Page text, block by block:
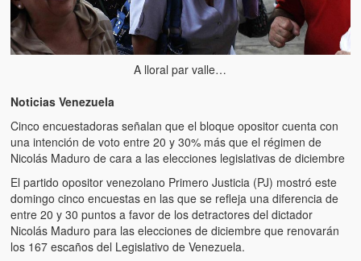
A lloral par valle…
Noticias Venezuela
Cinco encuestadoras señalan que el bloque opositor cuenta con
una intención de voto entre 20 y 30% más que el régimen de
Nicolás Maduro de cara a las elecciones legislativas de diciembre
El partido opositor venezolano Primero Justicia (PJ) mostró este
domingo cinco encuestas en las que se refleja una diferencia de
entre 20 y 30 puntos a favor de los detractores del dictador
Nicolás Maduro para las elecciones de diciembre que renovarán
los 167 escaños del Legislativo de Venezuela.